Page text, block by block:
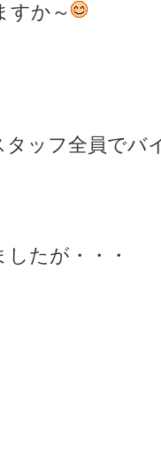
すか～
ッフ全員でバ
たが・・・